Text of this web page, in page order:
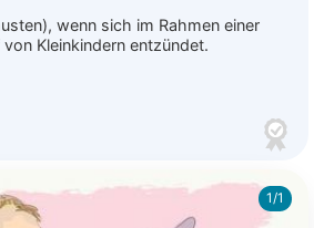
wenn sich im Rahmen einer
Kleinkindern entzündet.
1/1